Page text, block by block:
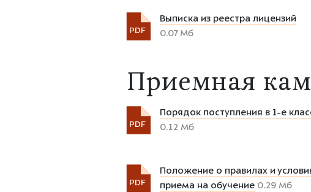
PDF
Выписка из реестра лицензий
0.07 Мб
Приемная
PDF
Порядок поступления в 1-е
0.12 Мб
PDF
Положение о правилах и
приема на обучение0.29 Мб